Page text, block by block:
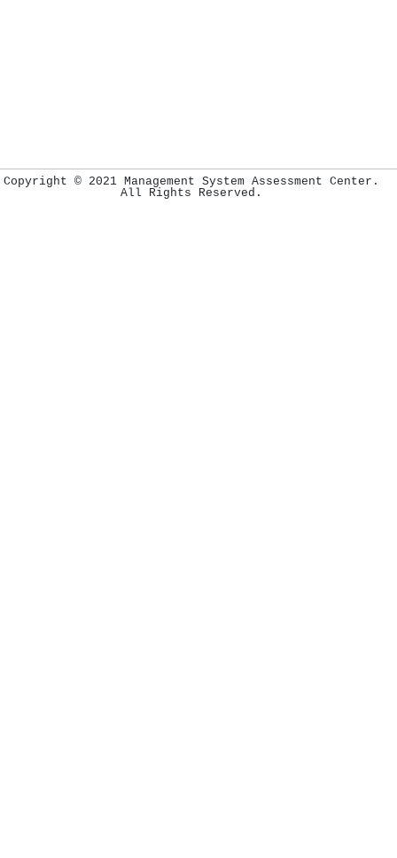
Copyright © 2021 Management System Assessment Center.
All Rights Reserved.